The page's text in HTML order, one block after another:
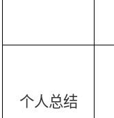
个人总结